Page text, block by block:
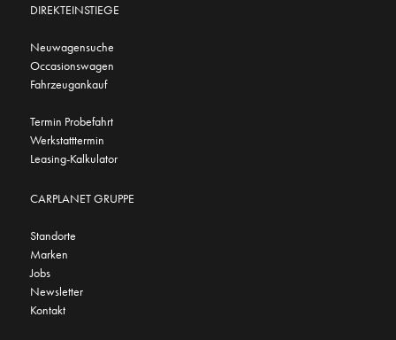
DIREKTEINSTIEGE
Neuwagensuche
Occasionswagen
Fahrzeugankauf
Termin Probefahrt
Werkstatttermin
Leasing-Kalkulator
CARPLANET GRUPPE
Standorte
Marken
Jobs
Newsletter
Kontakt